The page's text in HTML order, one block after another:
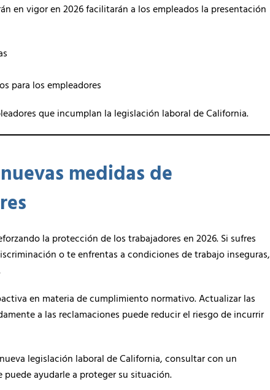
en vigor en 2026 facilitarán a los empleados la presentación
para los empleadores
que incumplan la legislación laboral de California.
medidas de
la protección de los trabajadores en 2026. Si sufres
o te enfrentas a condiciones de trabajo inseguras,
en materia de cumplimiento normativo. Actualizar las
a las reclamaciones puede reducir el riesgo de incurrir
legislación laboral de California, consultar con un
ayudarle a proteger su situación.